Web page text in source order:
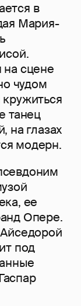
в
Мария-
на сцене
чудом
танец
на глазах
модерн.
ее
Опере.
под